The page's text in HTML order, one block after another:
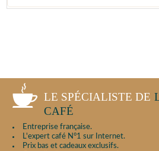
LE SPÉCIALISTE DE
CAFÉ
Entreprise française.
L'expert café N°1 sur Internet.
Prix bas et cadeaux exclusifs.